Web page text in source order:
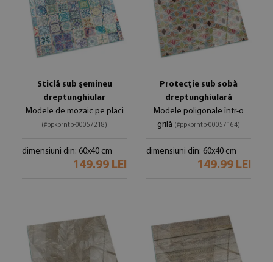
Sticlă sub șemineu
dreptunghiular
Modele de mozaic pe plăci
(#ppkprntp-00057218)
dimensiuni din: 60x40 cm
149.99 LEI
Protecție sub sobă
dreptunghiulară
Modele poligonale într-o
grilă (#ppkprntp-00057164)
dimensiuni din: 60x40 cm
149.99 LEI